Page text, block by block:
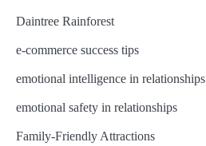
Daintree Rainforest
e-commerce success tips
emotional intelligence in relationships
emotional safety in relationships
Family-Friendly Attractions